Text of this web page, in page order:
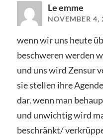
Le emme
NOVEMBER 4,
wenn wir uns heute
beschweren werden
und uns wird Zensur
sie stellen ihre
dar. wenn man
und unwichtig wird
beschränkt/